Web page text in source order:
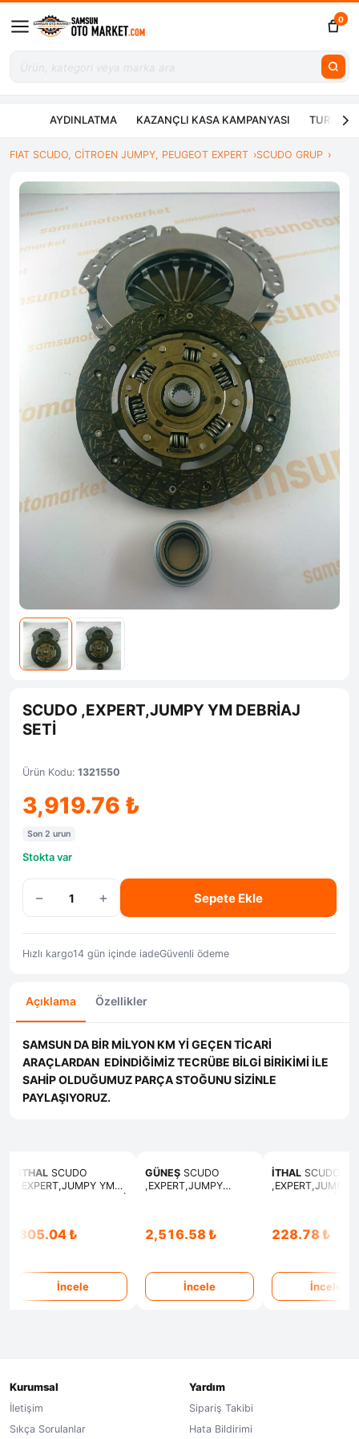
0
AYDINLATMA KAZANÇLI KASA KAMPANYASI TURBO
FIAT SCUDO, CİTROEN JUMPY, PEUGEOT EXPERT SCUDO GRUP
SCUDO ,EXPERT,JUMPY YM DEBRİAJ
SETİ
Ürün Kodu: 1321550
3,919.76 ₺
Son 2 urun
Stokta var
− + Sepete Ekle
Hızlı kargo14 gün içinde iadeGüvenli ödeme
Açıklama Özellikler
SAMSUN DA BİR MİLYON KM Yİ GEÇEN TİCARİ
ARAÇLARDAN EDİNDİĞİMİZ TECRÜBE BİLGİ BİRİKİMİ İLE
SAHİP OLDUĞUMUZ PARÇA STOĞUNU SİZİNLE
PAYLAŞIYORUZ.
İTHAL SCUDO
,EXPERT,JUMPY YM
305.04 ₺
İncele
GÜNEŞ SCUDO
,EXPERT,JUMPY
2,516.58 ₺
İncele
İTHAL SCUDO
,EXPERT,JUMPY
228.78 ₺
İncele
Kurumsal
İletişim
Sıkça Sorulanlar
Yardım
Sipariş Takibi
Hata Bildirimi